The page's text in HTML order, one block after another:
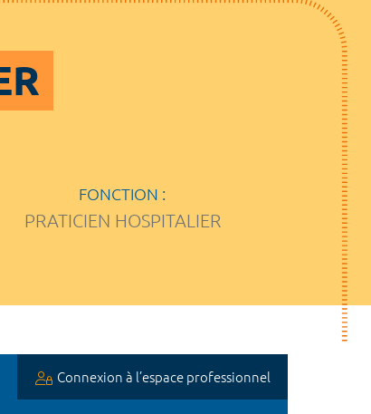
FONCTION :
PRATICIEN HOSPITALIER
Connexion à l’espace professionnel